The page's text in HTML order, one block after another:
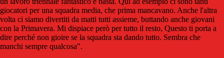
giocatori per una squadra media, che prima mancavano. Anche l'altra
volta ci siamo divertiti da matti tutti assieme, buttando anche giovani
con la Primavera. Mi dispiace però per tutto il resto, Questo ti porta a
dire perché non gioire se la squadra sta dando tutto. Sembra che
manchi sempre qualcosa".